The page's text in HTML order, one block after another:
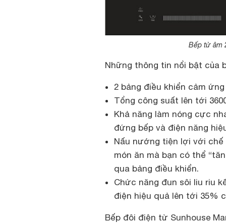
Bếp từ âm
Những thông tin nổi bật của
2 bảng điều khiển cảm
Tổng công suất lên tới
Khả năng làm nóng cực
đứng bếp và điện năng
Nấu nướng tiện lợi với chế
món ăn mà bạn có thể
qua bảng điều khiển.
Chức năng đun sôi liu riu
điện hiệu quả lên tới 35%
Bếp đôi điện từ Sunhouse